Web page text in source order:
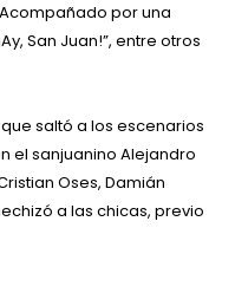
por una
San Juan!”, entre otros
saltó a los escenarios
el sanjuanino Alejandro
Oses, Damián
a las chicas, previo